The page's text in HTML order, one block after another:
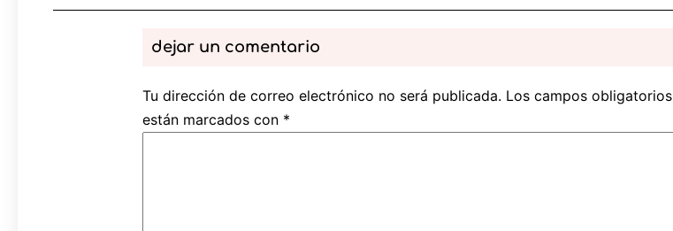
dejar un comentario
Tu dirección de correo electrónico no será publicada. Los campos obligatorios
están marcados con *